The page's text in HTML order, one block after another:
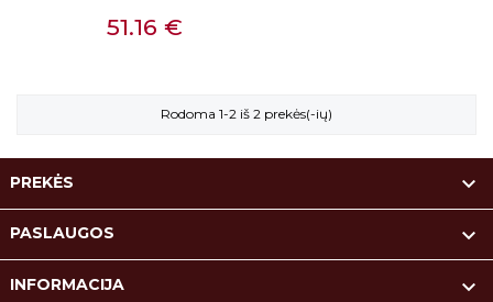
Kaina
51.16 €
Rodoma 1-2 iš 2 prekės(-ių)
PREKĖS 
PASLAUGOS 
INFORMACIJA 